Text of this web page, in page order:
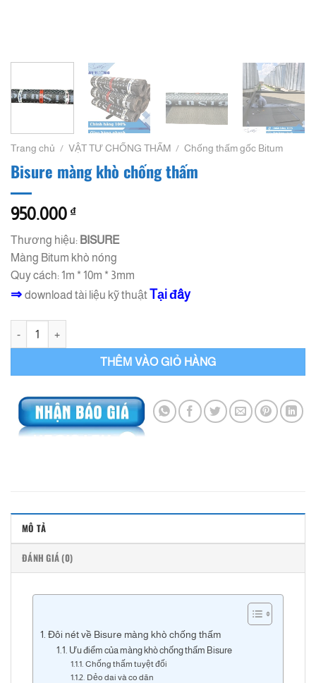
Trang chủ / VẬT TƯ CHỐNG THẤM / Chống thấm gốc Bitum
Bisure màng khò chống thấm
950.000 ₫
Thương hiệu: BISURE
Màng Bitum khò nóng
Quy cách: 1m * 10m * 3mm
⇒ download tài liệu kỹ thuậtTại đây
THÊM VÀO GIỎ HÀNG
MÔ TẢ
ĐÁNH GIÁ (0)
Đôi nét về Bisure màng khò chống thấm
Ưu điểm của màng khò chống thấm Bisure
Chống thấm tuyệt đối
Dẻo dai và co dãn